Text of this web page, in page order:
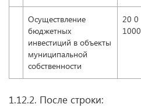
Осуществление
бюджетных
инвестиций в объекты
муниципальной
собственности
20 0
1000
1.12.2. После строки: